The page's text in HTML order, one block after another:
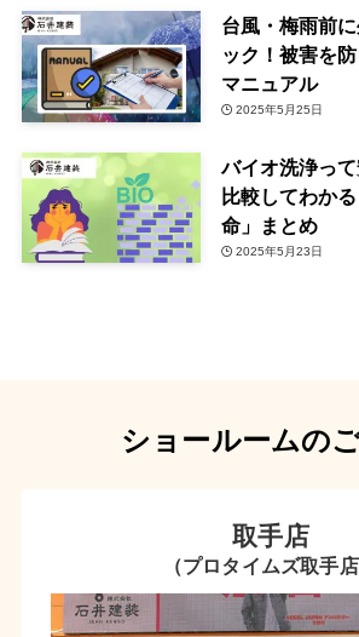
台風・梅雨前
ック！被害を
マニュアル
2025年5月25日
バイオ洗浄っ
比較してわか
命」まとめ
2025年5月23日
ショールームの
取手店
（プロタイムズ取手店